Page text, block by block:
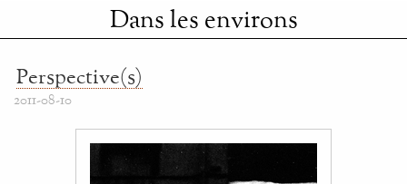
Dans les environs
Perspective(s)
2011-08-10